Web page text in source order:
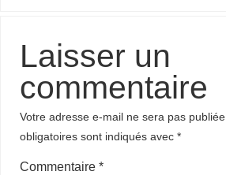
Laisser un
commentaire
Votre adresse e-mail ne sera pas publiée.
obligatoires sont indiqués avec*
Commentaire*